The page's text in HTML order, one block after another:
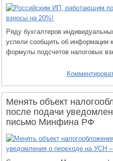
Ряду бухгалтеров
успели сообщить об информации
формулы подсчетов налоговых
Менять объект
после подачи
письмо Минфина РФ